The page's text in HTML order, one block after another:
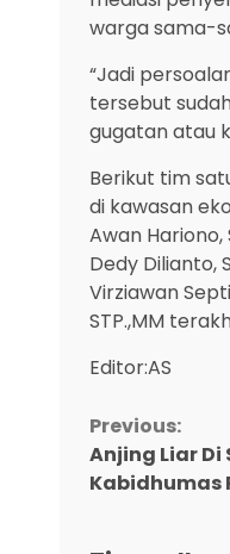
warga sama-
“Jadi
tersebut
gugatan atau
Berikut tim
di kawasan
Awan Hariono,
Dedy Dilianto,
Virziawan
STP.,MM
Editor:AS
Previous:
Anjing Liar
Kabidhumas